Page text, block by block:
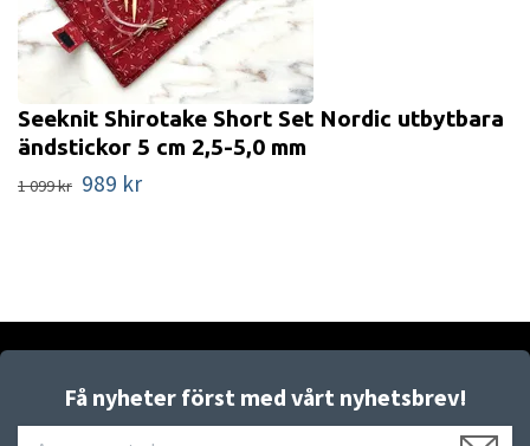
Seeknit Shirotake Short Set Nordic utbytbara
ändstickor 5 cm 2,5-5,0 mm
1 099 kr 989 kr
Få nyheter först med vårt nyhetsbrev!